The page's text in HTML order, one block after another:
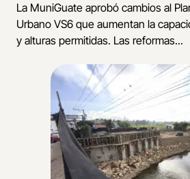
La MuniGuate aprobó cambios al
Urbano VS6 que aumentan la
y alturas permitidas. Las reformas...